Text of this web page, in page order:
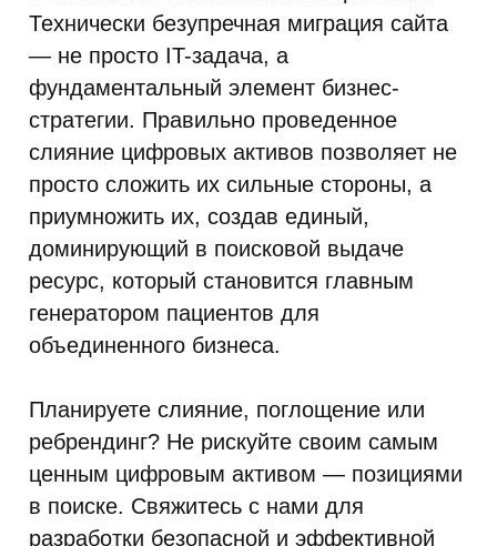
Технически безупречная миграция сайта
— не просто IT-задача, а
фундаментальный элемент бизнес-
стратегии. Правильно проведенное
слияние цифровых активов позволяет не
просто сложить их сильные стороны, а
приумножить их, создав единый,
доминирующий в поисковой выдаче
ресурс, который становится главным
генератором пациентов для
объединенного бизнеса.
Планируете слияние, поглощение или
ребрендинг? Не рискуйте своим самым
ценным цифровым активом — позициями
в поиске. Свяжитесь с нами для
разработки безопасной и эффективной